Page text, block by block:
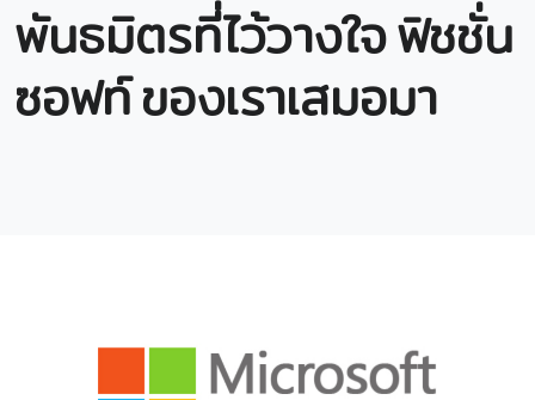
พันธมิตรที่ไว้วางใจ ฟิชชั่น
ซอฟท์ ของเราเสมอมา